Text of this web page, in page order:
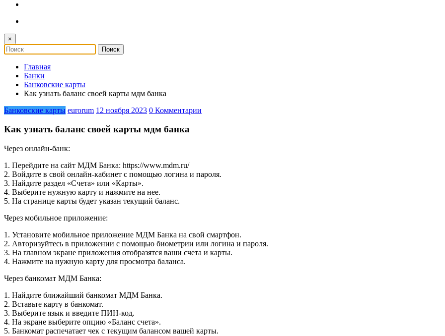
×
Главная
Банки
Банковские карты
Как узнать баланс своей карты мдм банка
Банковские карты eurorum 12 ноября 2023 0 Комментарии
Как узнать баланс своей карты мдм банка
Через онлайн-банк:
1. Перейдите на сайт МДМ Банка: https://www.mdm.ru/
2. Войдите в свой онлайн-кабинет с помощью логина и пароля.
3. Найдите раздел «Счета» или «Карты».
4. Выберите нужную карту и нажмите на нее.
5. На странице карты будет указан текущий баланс.
Через мобильное приложение:
1. Установите мобильное приложение МДМ Банка на свой смартфон.
2. Авторизуйтесь в приложении с помощью биометрии или логина и пароля.
3. На главном экране приложения отобразятся ваши счета и карты.
4. Нажмите на нужную карту для просмотра баланса.
Через банкомат МДМ Банка:
1. Найдите ближайший банкомат МДМ Банка.
2. Вставьте карту в банкомат.
3. Выберите язык и введите ПИН-код.
4. На экране выберите опцию «Баланс счета».
5. Банкомат распечатает чек с текущим балансом вашей карты.